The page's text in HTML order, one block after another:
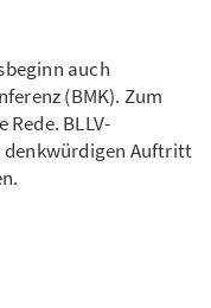
auch
(BMK). Zum
BLLV-
denkwürdigen Auftritt